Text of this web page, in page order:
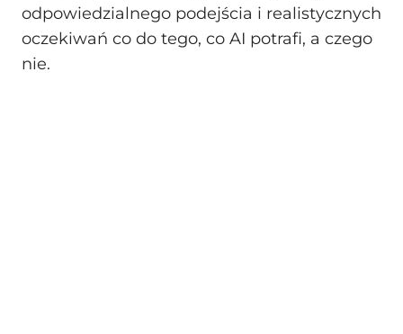
odpowiedzialnego podejścia i realistycznych
oczekiwań co do tego, co AI potrafi, a czego
nie.